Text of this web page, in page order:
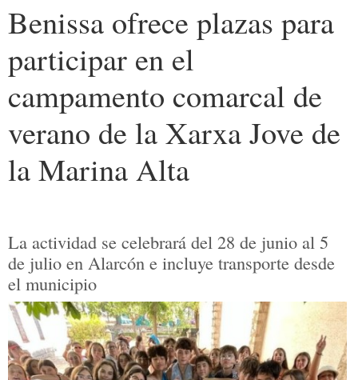
Benissa ofrece plazas para
participar en el
campamento comarcal de
verano de la Xarxa Jove de
la Marina Alta
La actividad se celebrará del 28 de junio al 5
de julio en Alarcón e incluye transporte desde
el municipio